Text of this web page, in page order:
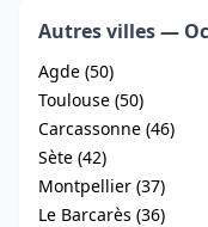
Autres villes —
Agde (50)
Toulouse (50)
Carcassonne (46)
Sète (42)
Montpellier (37)
Le Barcarès (36)